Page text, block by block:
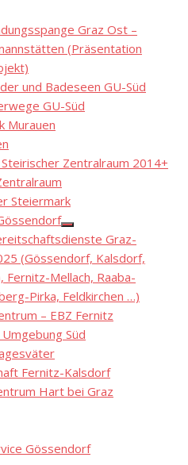
Graz Ost –
(Präsentation
und Badeseen GU-Süd
GU-Süd
Murauen
Zentralraum 2014+
Steiermark
Show
sub
menu
Graz-
(Gössendorf, Kalsdorf,
Fernitz-Mellach, Raaba-
Pirka, Feldkirchen …)
– EBZ Fernitz
Süd
Fernitz-Kalsdorf
Hart bei Graz
Gössendorf